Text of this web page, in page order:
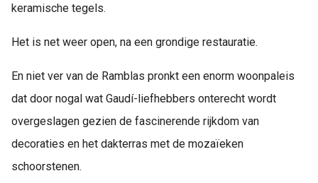
keramische tegels.
Het is net weer open, na een grondige restauratie.
En niet ver van de Ramblas pronkt een enorm woonpaleis
dat door nogal wat Gaudí-liefhebbers onterecht wordt
overgeslagen gezien de fascinerende rijkdom van
decoraties en het dakterras met de mozaïeken
schoorstenen.